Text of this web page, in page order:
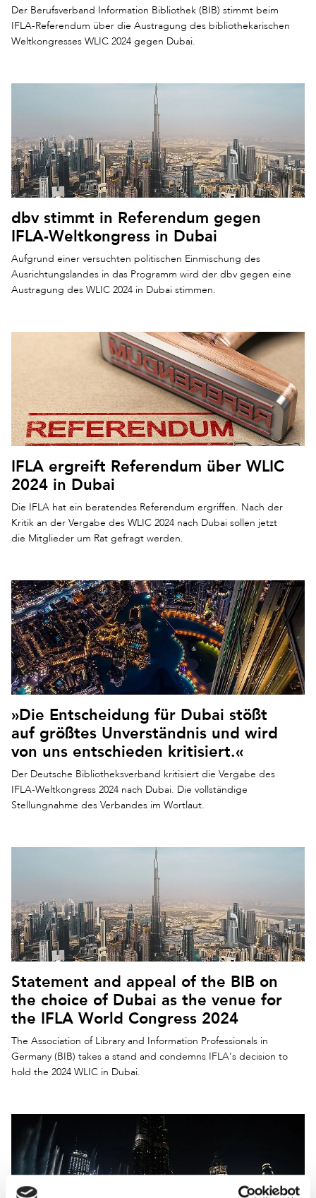
Der Berufsverband Information Bibliothek (BIB) stimmt beim
IFLA-Referendum über die Austragung des bibliothekarischen
Weltkongresses WLIC 2024 gegen Dubai.
dbv stimmt in Referendum gegen
IFLA-Weltkongress in Dubai
Aufgrund einer versuchten politischen Einmischung des
Ausrichtungslandes in das Programm wird der dbv gegen eine
Austragung des WLIC 2024 in Dubai stimmen.
IFLA ergreift Referendum über WLIC
2024 in Dubai
Die IFLA hat ein beratendes Referendum ergriffen. Nach der
Kritik an der Vergabe des WLIC 2024 nach Dubai sollen jetzt
die Mitglieder um Rat gefragt werden.
»Die Entscheidung für Dubai stößt
auf größtes Unverständnis und wird
von uns entschieden kritisiert.«
Der Deutsche Bibliotheksverband kritisiert die Vergabe des
IFLA-Weltkongress 2024 nach Dubai. Die vollständige
Stellungnahme des Verbandes im Wortlaut.
Statement and appeal of the BIB on
the choice of Dubai as the venue for
the IFLA World Congress 2024
The Association of Library and Information Professionals in
Germany (BIB) takes a stand and condemns IFLA's decision to
hold the 2024 WLIC in Dubai.